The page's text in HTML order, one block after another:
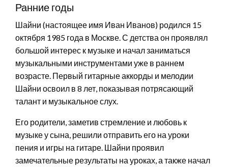
Ранние годы
Шайни (настоящее имя Иван Иванов) родился 15
октября 1985 года в Москве. С детства он проявлял
большой интерес к музыке и начал заниматься
музыкальными инструментами уже в раннем
возрасте. Первый гитарные аккорды и мелодии
Шайни освоил в 8 лет, показывая потрясающий
талант и музыкальное слух.
Его родители, заметив стремление и любовь к
музыке у сына, решили отправить его на уроки
пения и игры на гитаре. Шайни проявил
замечательные результаты на уроках, а также начал